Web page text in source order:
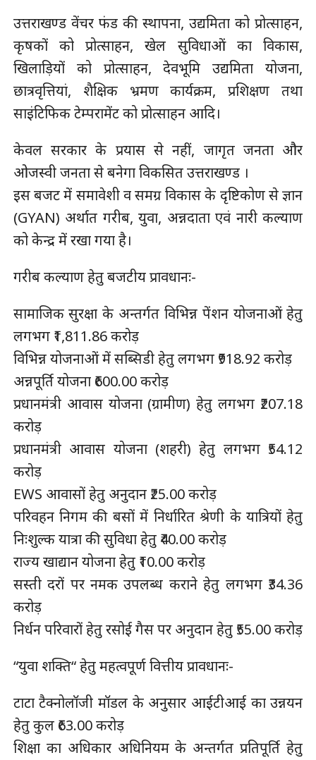
उत्तराखण्ड वेंचर फंड की स्थापना, उद्यमिता को प्रोत्साहन,
कृषकों को प्रोत्साहन, खेल सुविधाओं का विकास,
खिलाड़ियों को प्रोत्साहन, देवभूमि उद्यमिता योजना,
छात्रवृत्तियां, शैक्षिक भ्रमण कार्यक्रम, प्रशिक्षण तथा
साइंटिफिक टेम्परामेंट को प्रोत्साहन आदि।
केवल सरकार के प्रयास से नहीं, जागृत जनता और
ओजस्वी जनता से बनेगा विकसित उत्तराखण्ड ।
इस बजट में समावेशी व समग्र विकास के दृष्टिकोण से ज्ञान
(GYAN) अर्थात गरीब, युवा, अन्नदाता एवं नारी कल्याण
को केन्द्र में रखा गया है।
गरीब कल्याण हेतु बजटीय प्रावधानः-
सामाजिक सुरक्षा के अन्तर्गत विभिन्न पेंशन योजनाओं हेतु
लगभग ₹1,811.86 करोड़
विभिन्न योजनाओं में सब्सिडी हेतु लगभग ₹918.92 करोड़
अन्नपूर्ति योजना ₹600.00 करोड़
प्रधानमंत्री आवास योजना (ग्रामीण) हेतु लगभग ₹207.18
करोड़
प्रधानमंत्री आवास योजना (शहरी) हेतु लगभग ₹54.12
करोड़
EWS आवासों हेतु अनुदान ₹25.00 करोड़
परिवहन निगम की बसों में निर्धारित श्रेणी के यात्रियों हेतु
निःशुल्क यात्रा की सुविधा हेतु ₹40.00 करोड़
राज्य खाद्यान योजना हेतु ₹10.00 करोड़
सस्ती दरों पर नमक उपलब्ध कराने हेतु लगभग ₹34.36
करोड़
निर्धन परिवारों हेतु रसोई गैस पर अनुदान हेतु ₹55.00 करोड़
“युवा शक्ति“ हेतु महत्वपूर्ण वित्तीय प्रावधानः-
टाटा टैक्नोलॉजी मॉडल के अनुसार आईटीआई का उन्नयन
हेतु कुल ₹63.00 करोड़
शिक्षा का अधिकार अधिनियम के अन्तर्गत प्रतिपूर्ति हेतु